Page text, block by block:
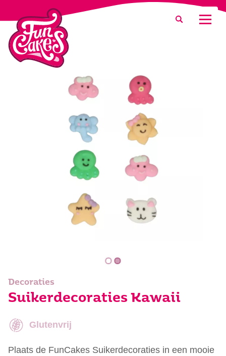
Waar ben je naar op zoek?
Zoeken
Decoraties
Suikerdecoraties Kawaii
Glutenvrij
Plaats de FunCakes Suikerdecoraties in een mooie